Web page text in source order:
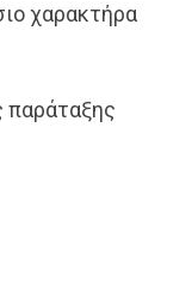
χαρακτήρα
παράταξης